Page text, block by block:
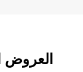
العروض